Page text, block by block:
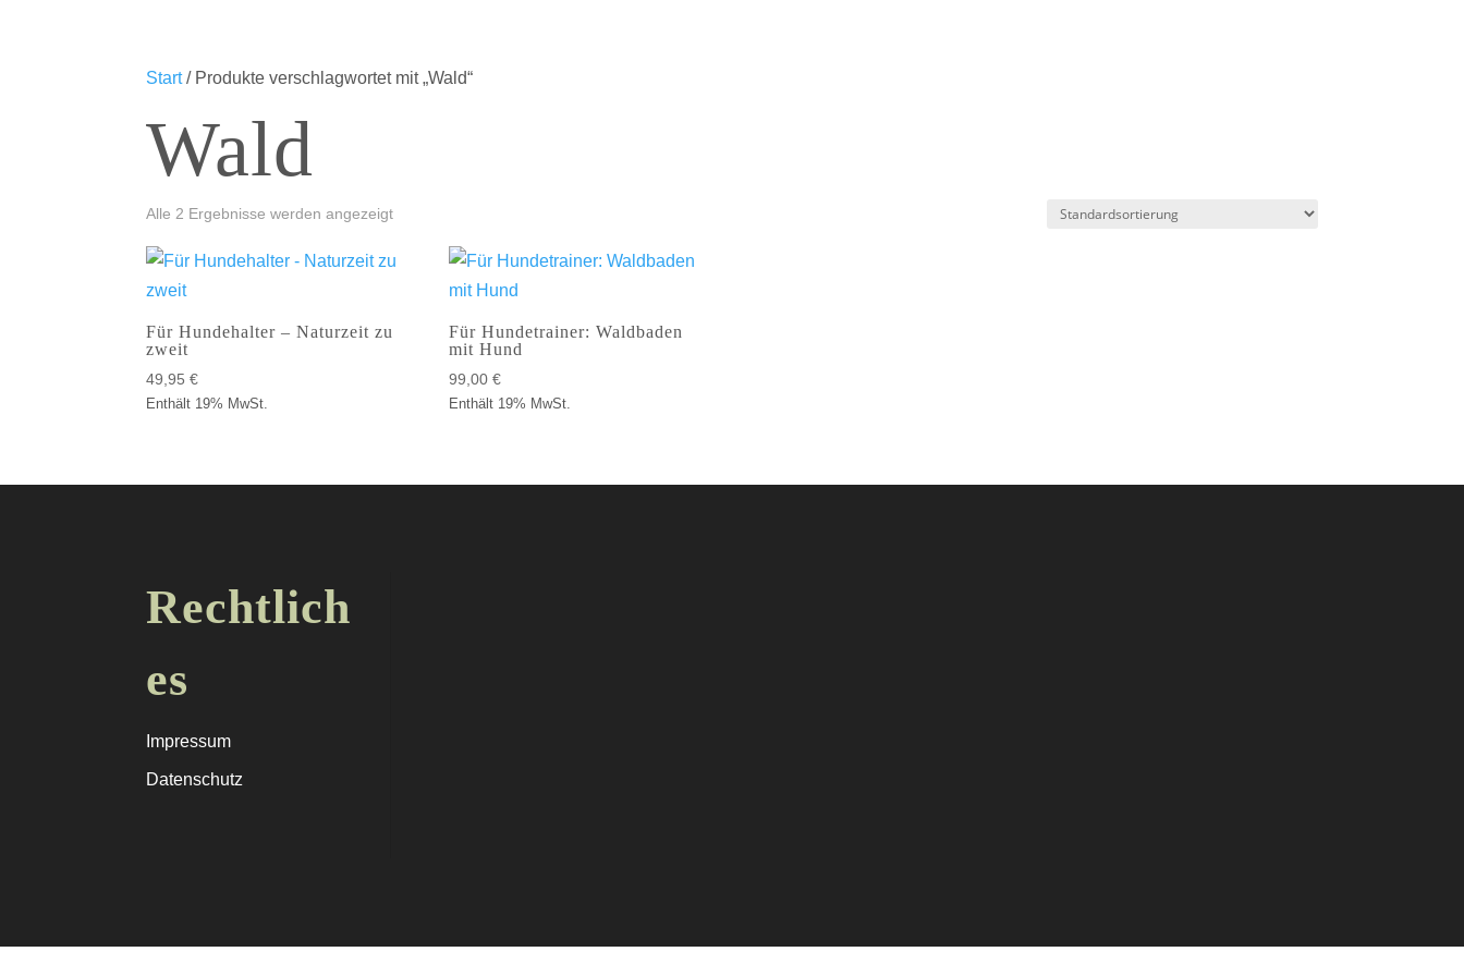
Start/ Produkte verschlagwortet mit „Wald“
Wald
Alle 2 Ergebnisse werden angezeigt
Für Hundehalter – Naturzeit zu
zweit
49,95€
Enthält 19% MwSt.
Für Hundetrainer: Waldbaden
mit Hund
99,00€
Enthält 19% MwSt.
Rechtlich
es
Impressum
Datenschutz